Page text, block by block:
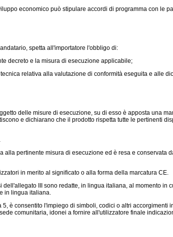
economico può stipulare accordi di programma con le
spetta all'importatore l'obbligo di:
decreto e la misura di esecuzione applicabile;
relativa alla valutazione di conformità eseguita e alle
delle misure di esecuzione, su di esso è apposta una
e dichiarano che il prodotto rispetta tutte le pertinenti
pertinente misura di esecuzione ed è resa e conservata
in merito al significato o alla forma della marcatura CE.
III sono redatte, in lingua italiana, al momento in
in lingua italiana.
consentito l'impiego di simboli, codici o altri accorgimenti
comunitaria, idonei a fornire all'utilizzatore finale